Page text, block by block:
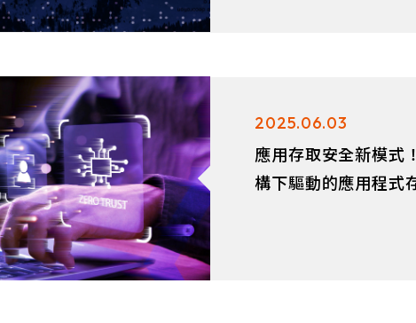
2025.06.03
應用存取安全新模式
構下驅動的應用程式